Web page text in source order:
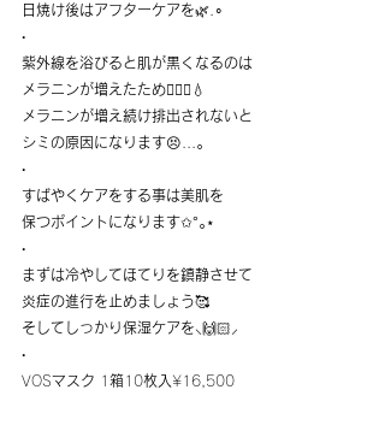
日焼け後はアフターケアを🌿.∘
·
紫外線を浴びると肌が黒くなるのは
メラニンが増えたため🤦🏻‍♀💧
メラニンが増え続け排出されないと
シミの原因になります😣... ｡
·
すばやくケアをする事は美肌を
保つポイントになります✩°｡⋆
·
まずは冷やしてほてりを鎮静させて
炎症の進行を止めましょう🥰
そしてしっかり保湿ケアを⸜🙌🏻⸝‍
·
VOSマスク 1 箱 10枚入 ¥16,500